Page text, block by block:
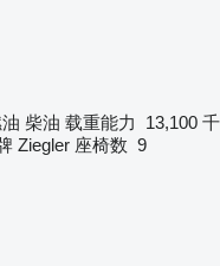
柴油 载重能力
13,100 千
Ziegler 座椅数 9